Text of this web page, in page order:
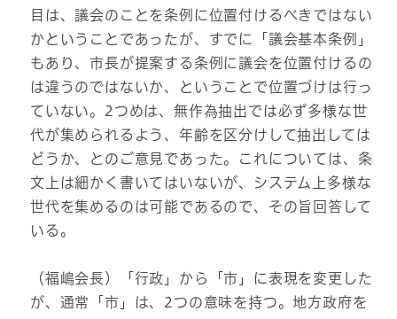
目は、議会のことを条例に位置付けるべきではない
かということであったが、すでに「議会基本条例」
もあり、市長が提案する条例に議会を位置付けるの
は違うのではないか、ということで位置づけは行っ
ていない。2つめは、無作為抽出では必ず多様な世
代が集められるよう、年齢を区分けして抽出しては
どうか、とのご意見であった。これについては、条
文上は細かく書いてはいないが、システム上多様な
世代を集めるのは可能であるので、その旨回答して
いる。
（福嶋会長）「行政」から「市」に表現を変更した
が、通常「市」は、2つの意味を持つ。地方政府を